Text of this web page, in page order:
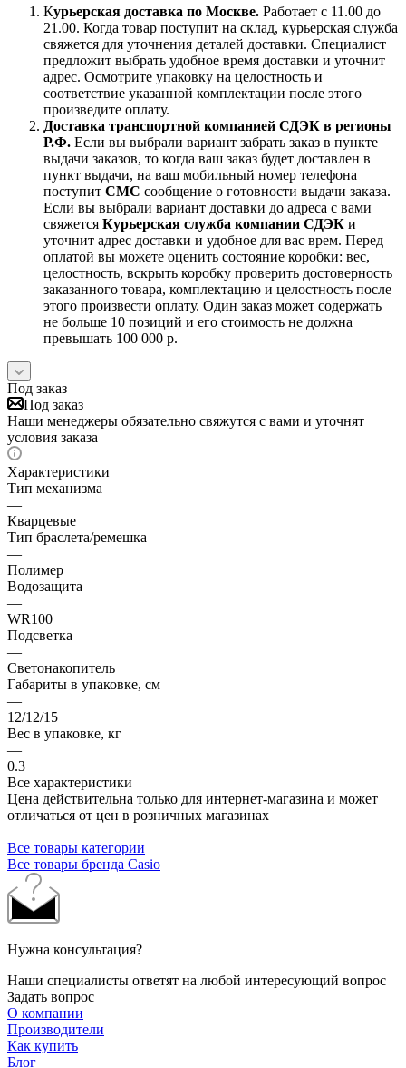
Курьерская доставка по Москве. Работает с 11.00 до
21.00. Когда товар поступит на склад, курьерская служба
свяжется для уточнения деталей доставки. Специалист
предложит выбрать удобное время доставки и уточнит
адрес. Осмотрите упаковку на целостность и
соответствие указанной комплектации после этого
произведите оплату.
Доставка транспортной компанией СДЭК в регионы
Р.Ф. Если вы выбрали вариант забрать заказ в пункте
выдачи заказов, то когда ваш заказ будет доставлен в
пункт выдачи, на ваш мобильный номер телефона
поступит СМС сообщение о готовности выдачи заказа.
Если вы выбрали вариант доставки до адреса с вами
свяжется Курьерская служба компании СДЭК и
уточнит адрес доставки и удобное для вас врем. Перед
оплатой вы можете оценить состояние коробки: вес,
целостность, вскрыть коробку проверить достоверность
заказанного товара, комплектацию и целостность после
этого произвести оплату. Один заказ может содержать
не больше 10 позиций и его стоимость не должна
превышать 100 000 р.
Под заказ
Под заказ
Наши менеджеры обязательно свяжутся с вами и уточнят
условия заказа
Характеристики
Тип механизма
—
Кварцевые
Тип браслета/ремешка
—
Полимер
Водозащита
—
WR100
Подсветка
—
Светонакопитель
Габариты в упаковке, см
—
12/12/15
Вес в упаковке, кг
—
0.3
Все характеристики
Цена действительна только для интернет-магазина и может
отличаться от цен в розничных магазинах
Все товары категории
Все товары бренда Casio
Нужна консультация?
Наши специалисты ответят на любой интересующий вопрос
Задать вопрос
О компании
Производители
Как купить
Блог